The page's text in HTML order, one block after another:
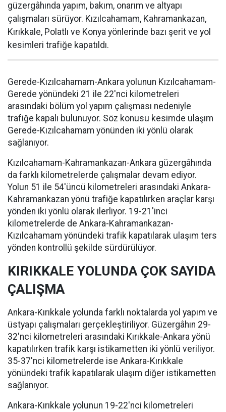
güzergâhında yapım, bakım, onarım ve altyapı
çalışmaları sürüyor. Kızılcahamam, Kahramankazan,
Kırıkkale, Polatlı ve Konya yönlerinde bazı şerit ve yol
kesimleri trafiğe kapatıldı.
Gerede-Kızılcahamam-Ankara yolunun Kızılcahamam-
Gerede yönündeki 21 ile 22'nci kilometreleri
arasındaki bölüm yol yapım çalışması nedeniyle
trafiğe kapalı bulunuyor. Söz konusu kesimde ulaşım
Gerede-Kızılcahamam yönünden iki yönlü olarak
sağlanıyor.
Kızılcahamam-Kahramankazan-Ankara güzergâhında
da farklı kilometrelerde çalışmalar devam ediyor.
Yolun 51 ile 54'üncü kilometreleri arasındaki Ankara-
Kahramankazan yönü trafiğe kapatılırken araçlar karşı
yönden iki yönlü olarak ilerliyor. 19-21'inci
kilometrelerde de Ankara-Kahramankazan-
Kızılcahamam yönündeki trafik kapatılarak ulaşım ters
yönden kontrollü şekilde sürdürülüyor.
KIRIKKALE YOLUNDA ÇOK SAYIDA
ÇALIŞMA
Ankara-Kırıkkale yolunda farklı noktalarda yol yapım ve
üstyapı çalışmaları gerçekleştiriliyor. Güzergâhın 29-
32'nci kilometreleri arasındaki Kırıkkale-Ankara yönü
kapatılırken trafik karşı istikametten iki yönlü veriliyor.
35-37'nci kilometrelerde ise Ankara-Kırıkkale
yönündeki trafik kapatılarak ulaşım diğer istikametten
sağlanıyor.
Ankara-Kırıkkale yolunun 19-22'nci kilometreleri